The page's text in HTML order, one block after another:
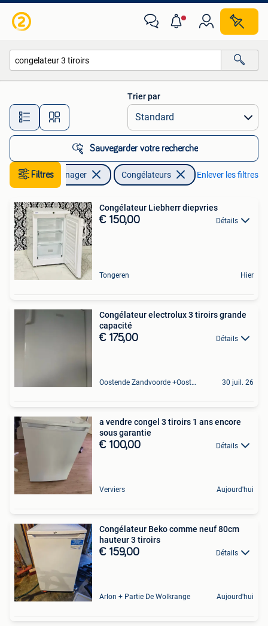
Toutes les distances…
Trier par
Sauvegarder votre recherche
Filtres
Electroménager Congélateurs Enlever les filtres
Congélateur Liebherr diepvries
€ 150,00 Détails
Tongeren Hier
Congélateur electrolux 3 tiroirs grande
capacité
€ 175,00 Détails
Oostende Zandvoorde +Oostende 30 juil. 26
a vendre congel 3 tiroirs 1 ans encore
sous garantie
€ 100,00 Détails
Verviers Aujourd'hui
Congélateur Beko comme neuf 80cm
hauteur 3 tiroirs
€ 159,00 Détails
Arlon + Partie De Wolkrange Aujourd'hui